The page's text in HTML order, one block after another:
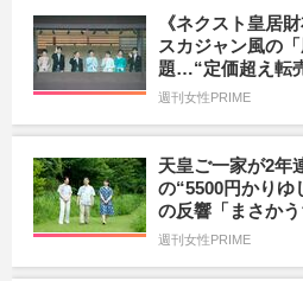
《ネクスト皇居
スカジャン風の
題…“定価超え転
週刊女性PRIME
天皇ご一家が2年
の“5500円かりゆ
の反響「まさか
週刊女性PRIME